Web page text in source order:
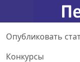
Опубликовать
Конкурсы